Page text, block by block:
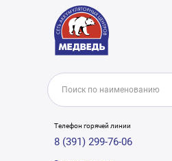
Телефон горячей линии
8 (391) 299-76-06